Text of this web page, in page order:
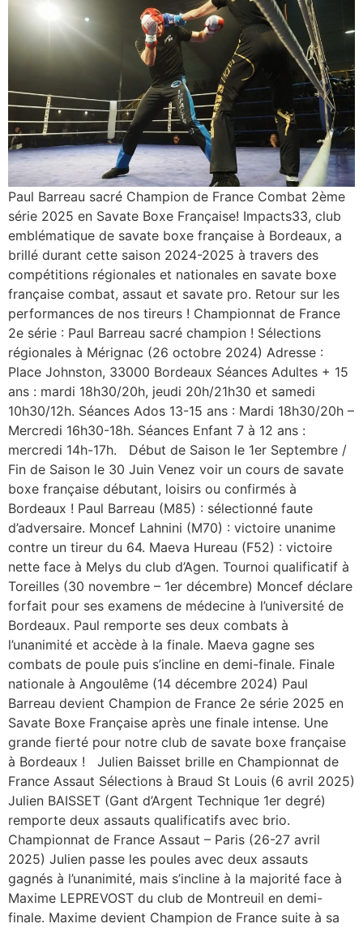
Paul Barreau sacré Champion de France Combat 2ème
série 2025 en Savate Boxe Française! Impacts33, club
emblématique de savate boxe française à Bordeaux, a
brillé durant cette saison 2024-2025 à travers des
compétitions régionales et nationales en savate boxe
française combat, assaut et savate pro. Retour sur les
performances de nos tireurs ! Championnat de France
2e série : Paul Barreau sacré champion ! Sélections
régionales à Mérignac (26 octobre 2024) Adresse :
Place Johnston, 33000 Bordeaux Séances Adultes + 15
ans : mardi 18h30/20h, jeudi 20h/21h30 et samedi
10h30/12h. Séances Ados 13-15 ans : Mardi 18h30/20h –
Mercredi 16h30-18h. Séances Enfant 7 à 12 ans :
mercredi 14h-17h. Début de Saison le 1er Septembre /
Fin de Saison le 30 Juin Venez voir un cours de savate
boxe française débutant, loisirs ou confirmés à
Bordeaux ! Paul Barreau (M85) : sélectionné faute
d’adversaire. Moncef Lahnini (M70) : victoire unanime
contre un tireur du 64. Maeva Hureau (F52) : victoire
nette face à Melys du club d’Agen. Tournoi qualificatif à
Toreilles (30 novembre – 1er décembre) Moncef déclare
forfait pour ses examens de médecine à l’université de
Bordeaux. Paul remporte ses deux combats à
l’unanimité et accède à la finale. Maeva gagne ses
combats de poule puis s’incline en demi-finale. Finale
nationale à Angoulême (14 décembre 2024) Paul
Barreau devient Champion de France 2e série 2025 en
Savate Boxe Française après une finale intense. Une
grande fierté pour notre club de savate boxe française
à Bordeaux ! Julien Baisset brille en Championnat de
France Assaut Sélections à Braud St Louis (6 avril 2025)
Julien BAISSET (Gant d’Argent Technique 1er degré)
remporte deux assauts qualificatifs avec brio.
Championnat de France Assaut – Paris (26-27 avril
2025) Julien passe les poules avec deux assauts
gagnés à l’unanimité, mais s’incline à la majorité face à
Maxime LEPREVOST du club de Montreuil en demi-
finale. Maxime devient Champion de France suite à sa